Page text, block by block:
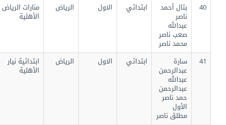
بتال أحمد
عبدالله
صعب ناصر
محمد ناصر
ابتدائي الاول الرياض منارات الرياض
الأهلية
سارة
عبدالرحمن
عبدالله
عبدالرحمن
حمد ناصر
الأول
مطلق ناصر
ابتدائي الاول الرياض ابتدائية نيار
الأهلية